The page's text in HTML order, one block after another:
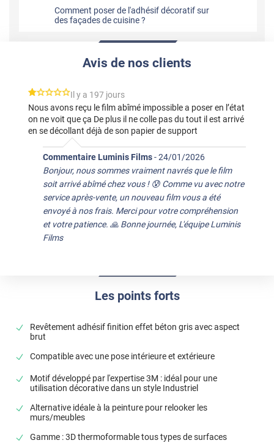
Comment poser de l'adhésif décoratif sur
des façades de cuisine ?
Les points forts
Revêtement adhésif finition effet béton gris avec aspect
brut
Compatible avec une pose intérieure et extérieure
Motif développé par l'expertise 3M : idéal pour une
utilisation décorative dans un style Industriel
Alternative idéale à la peinture pour relooker les
murs/meubles
Gamme : 3D thermoformable tous types de surfaces
Avis de nos clients
*****
Il y a 197 jours
Nous avons reçu le film abîmé impossible a poser en l’état
on ne voit que ça De plus il ne colle pas du tout il est arrivé
en se décollant déjà de son papier de support
Commentaire Luminis Films-24/01/2026
Bonjour, nous sommes vraiment navrés que le film
soit arrivé abîmé chez vous ! 😰 Comme vu avec notre
service après-vente, un nouveau film vous a été
envoyé à nos frais. Merci pour votre compréhension
et votre patience. 🙏 Bonne journée, L'équipe Luminis
Films